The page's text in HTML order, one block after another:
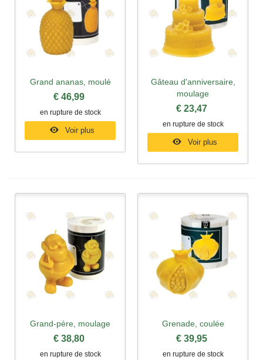
Grand ananas, moulé
€ 46,99
en rupture de stock
Voir plus
Gâteau d'anniversaire,
moulage
€ 23,47
en rupture de stock
Voir plus
Grand-père, moulage
€ 38,80
en rupture de stock
Grenade, coulée
€ 39,95
en rupture de stock